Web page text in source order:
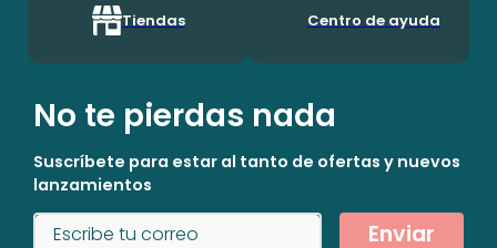
Tiendas Centro de ayuda
No te pierdas nada
Suscríbete para estar al tanto de ofertas y nuevos
lanzamientos
Enviar